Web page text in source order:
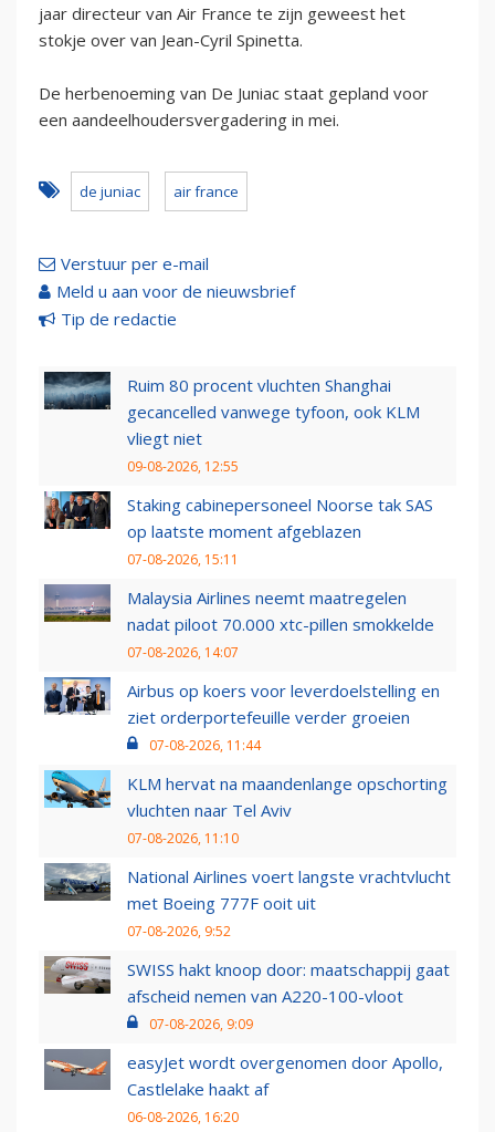
jaar directeur van Air France te zijn geweest het
stokje over van Jean-Cyril Spinetta.
De herbenoeming van De Juniac staat gepland voor
een aandeelhoudersvergadering in mei.
de juniac air france
Verstuur per e-mail
Meld u aan voor de nieuwsbrief
Tip de redactie
Ruim 80 procent vluchten Shanghai
gecancelled vanwege tyfoon, ook KLM
vliegt niet
09-08-2026, 12:55
Staking cabinepersoneel Noorse tak SAS
op laatste moment afgeblazen
07-08-2026, 15:11
Malaysia Airlines neemt maatregelen
nadat piloot 70.000 xtc-pillen smokkelde
07-08-2026, 14:07
Airbus op koers voor leverdoelstelling en
ziet orderportefeuille verder groeien
07-08-2026, 11:44
KLM hervat na maandenlange opschorting
vluchten naar Tel Aviv
07-08-2026, 11:10
National Airlines voert langste vrachtvlucht
met Boeing 777F ooit uit
07-08-2026, 9:52
SWISS hakt knoop door: maatschappij gaat
afscheid nemen van A220-100-vloot
07-08-2026, 9:09
easyJet wordt overgenomen door Apollo,
Castlelake haakt af
06-08-2026, 16:20